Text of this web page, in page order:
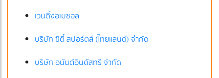
เวนดิ้งอเมซอล
บริษัท ซิตี้ สปอร์ตส์ (ไทยแลนด์) จำกัด
บริษัท อนันต์อินดัสทรี จำกัด